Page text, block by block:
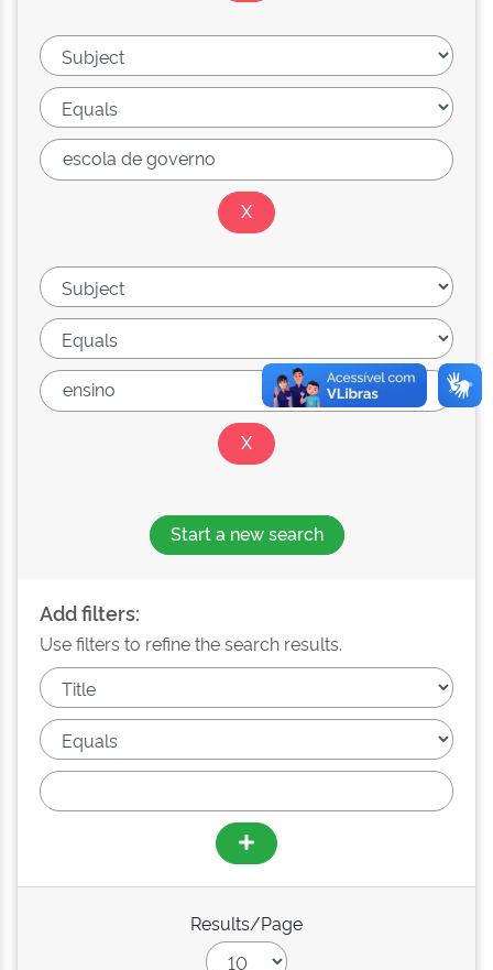
Start a new search
Add filters:
Use filters to refine the search results.
Results/Page